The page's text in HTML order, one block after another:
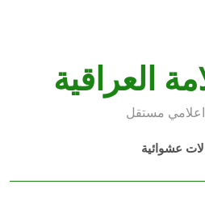
العراقية
مستقل
عشوائية